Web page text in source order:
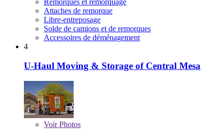
Remorques et remorquage
Attaches de remorque
Libre-entreposage
Solde de camions et de remorques
Accessoires de déménagement
4
U-Haul Moving & Storage of Central Mesa
VoirPhotos